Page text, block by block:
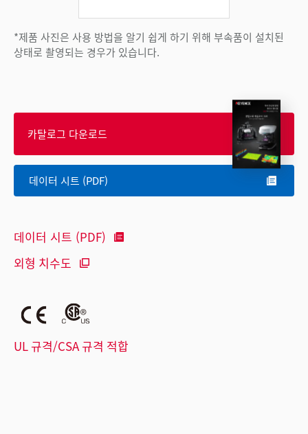
*제품 사진은 사용 방법을 알기 쉽게 하기 위해 부속품이 설치된
상태로 촬영되는 경우가 있습니다.
카탈로그 다운로드
데이터 시트 (PDF)
데이터 시트 (PDF)
외형 치수도
UL 규격/CSA 규격 적합